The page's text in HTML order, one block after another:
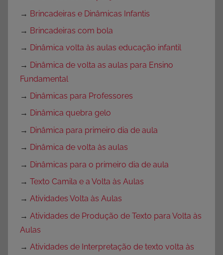
→ Brincadeiras e Dinâmicas Infantis
→ Brincadeiras com bola
→ Dinâmica volta às aulas educação infantil
→ Dinâmica de volta as aulas para Ensino
Fundamental
→ Dinâmicas para Professores
→ Dinâmica quebra gelo
→ Dinâmica para primeiro dia de aula
→ Dinâmica de volta às aulas
→ Dinâmicas para o primeiro dia de aula
→ Texto Camila e a Volta às Aulas
→ Atividades Volta às Aulas
→ Atividades de Produção de Texto para Volta às
Aulas
→ Atividades de Interpretação de texto volta às